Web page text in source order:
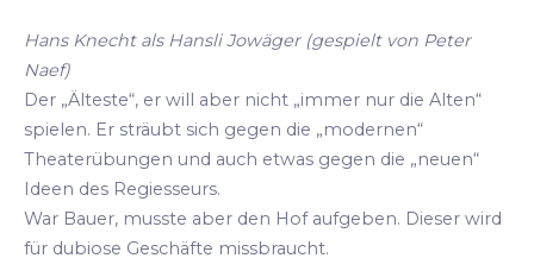
Hans Knecht als Hansli Jowäger (gespielt von Peter
Naef)
Der „Älteste“, er will aber nicht „immer nur die Alten“
spielen. Er sträubt sich gegen die „modernen“
Theaterübungen und auch etwas gegen die „neuen“
Ideen des Regiesseurs.
War Bauer, musste aber den Hof aufgeben. Dieser wird
für dubiose Geschäfte missbraucht.